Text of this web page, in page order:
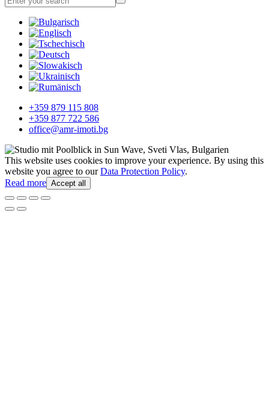
+359 879 115 808
+359 877 722 586
office@amr-imoti.bg
This website uses cookies to improve your experience. By using this
website you agree to ourData Protection Policy.
Read more Accept all